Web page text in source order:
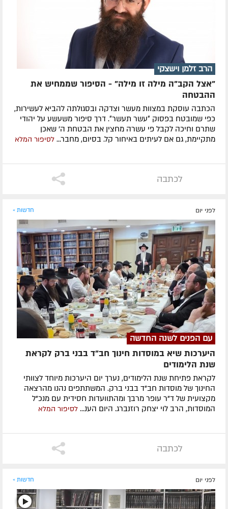
הרב זלמן וישצקי
"אצל הקב"ה מילה זו מילה" - הסיפור שממחיש את
ההבטחה
הכתבה עוסקת במצוות מעשר וצדקה ובסגולתה להביא לעשירות,
כפי שמובטח בפסוק ״עשר תעשר״. דרך סיפור משעשע על יהודי
שתרם וחיכה לקבל פי עשרה מחצין את הבטחת ה' שאכן
מתקיימת, גם אם לעיתים באיחור קל. בסיום, מחבר... לסיפור המלא
לכתבה
לפני יום חדשות »
עם הפנים לשנה החדשה
היערכות שיא במוסדות חינוך חב"ד בבני ברק לקראת
שנת הלימודים
לקראת פתיחת שנת הלימודים, נערך יום היערכות מיוחד לצוותי
החינוך של מוסדות חב"ד בבני ברק. המשתתפים נהנו מהרצאה
מקצועית של ד"ר עופר מרבך ומהתוועדות חסידית עם מנכ"ל
המוסדות, הרב לוי יצחק רוזנברג. היום הענ... לסיפור המלא
לכתבה
לפני יום חדשות »